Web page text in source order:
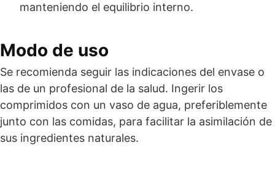
manteniendo el equilibrio interno.
Modo de uso
Se recomienda seguir las indicaciones del envase o
las de un profesional de la salud. Ingerir los
comprimidos con un vaso de agua, preferiblemente
junto con las comidas, para facilitar la asimilación de
sus ingredientes naturales.